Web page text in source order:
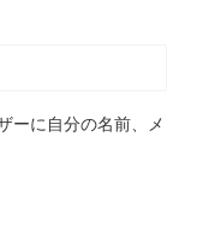
ーに自分の名前、メ